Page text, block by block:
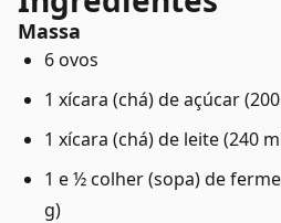
Massa
6 ovos
1 xícara (chá) de açúcar
1 xícara (chá) de leite (240
1 e ½ colher (sopa) de
g)